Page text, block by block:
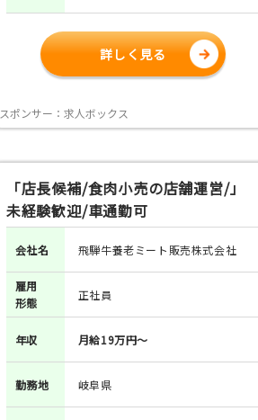
詳しく見る
スポンサー：求人ボックス
「店長候補/食肉小売の店舗運営/」
未経験歓迎/車通勤可
会社名 飛騨牛養老ミート販売株式会社
雇用
形態
正社員
年収 月給19万円～
勤務地 岐阜県